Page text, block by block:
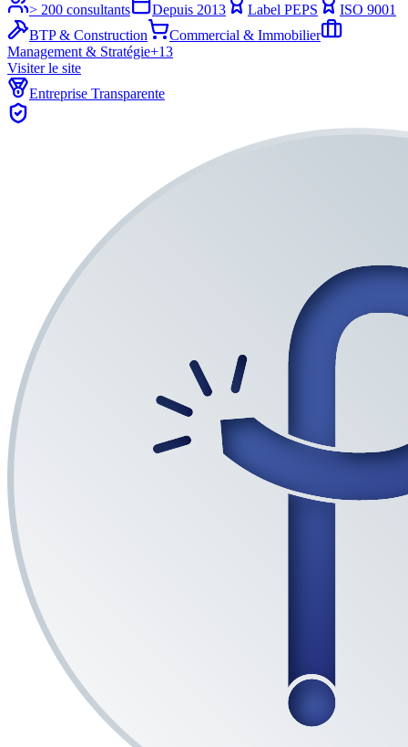
> 200 consultants
Depuis 2013 Label PEPS
ISO 9001
BTP & Construction
Commercial & Immobilier
Management & Stratégie+13
Visiter le site
Entreprise Transparente